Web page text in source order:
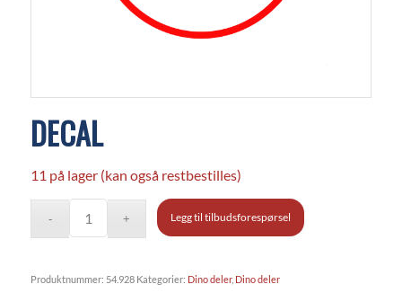
DECAL
11 på lager (kan også restbestilles)
Legg til tilbudsforespørsel
Produktnummer: 54.928 Kategorier: Dino deler, Dino deler